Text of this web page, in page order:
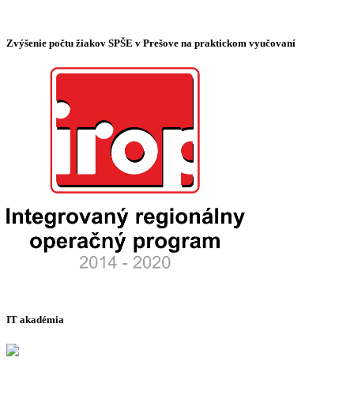
Zvýšenie počtu žiakov SPŠE v Prešove na praktickom vyučovaní
IT akadémia